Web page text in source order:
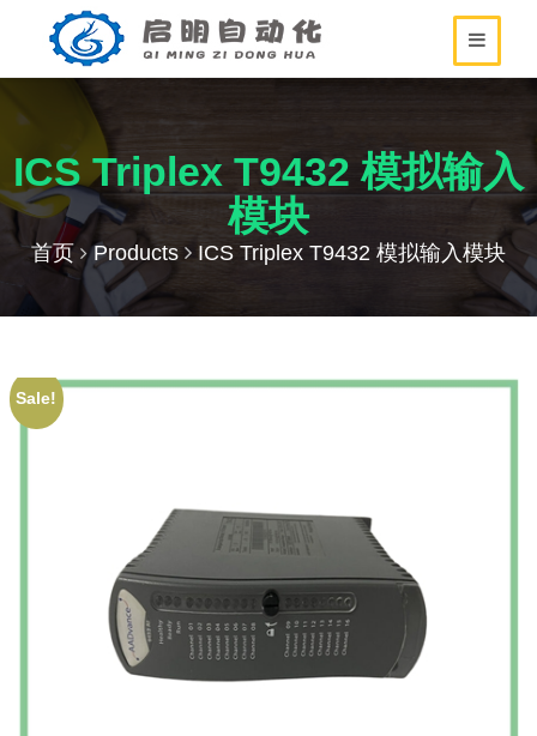
ICS Triplex T9432 模拟输入
模块
首页 Products ICS Triplex T9432 模拟输入模块
Sale!